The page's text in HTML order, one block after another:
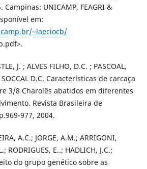
Campinas: UNICAMP, FEAGRI &
em:
~laeciocb/
J. ; ALVES FILHO, D.C. ; PASCOAL,
SOCCAL D.C. Características de carcaça
3/8 Charolês abatidos em diferentes
Revista Brasileira de
977, 2004.
A.C.; JORGE, A.M.; ARRIGONI,
RODRIGUES, E..; HADLICH, J.C.;
do grupo genético sobre as